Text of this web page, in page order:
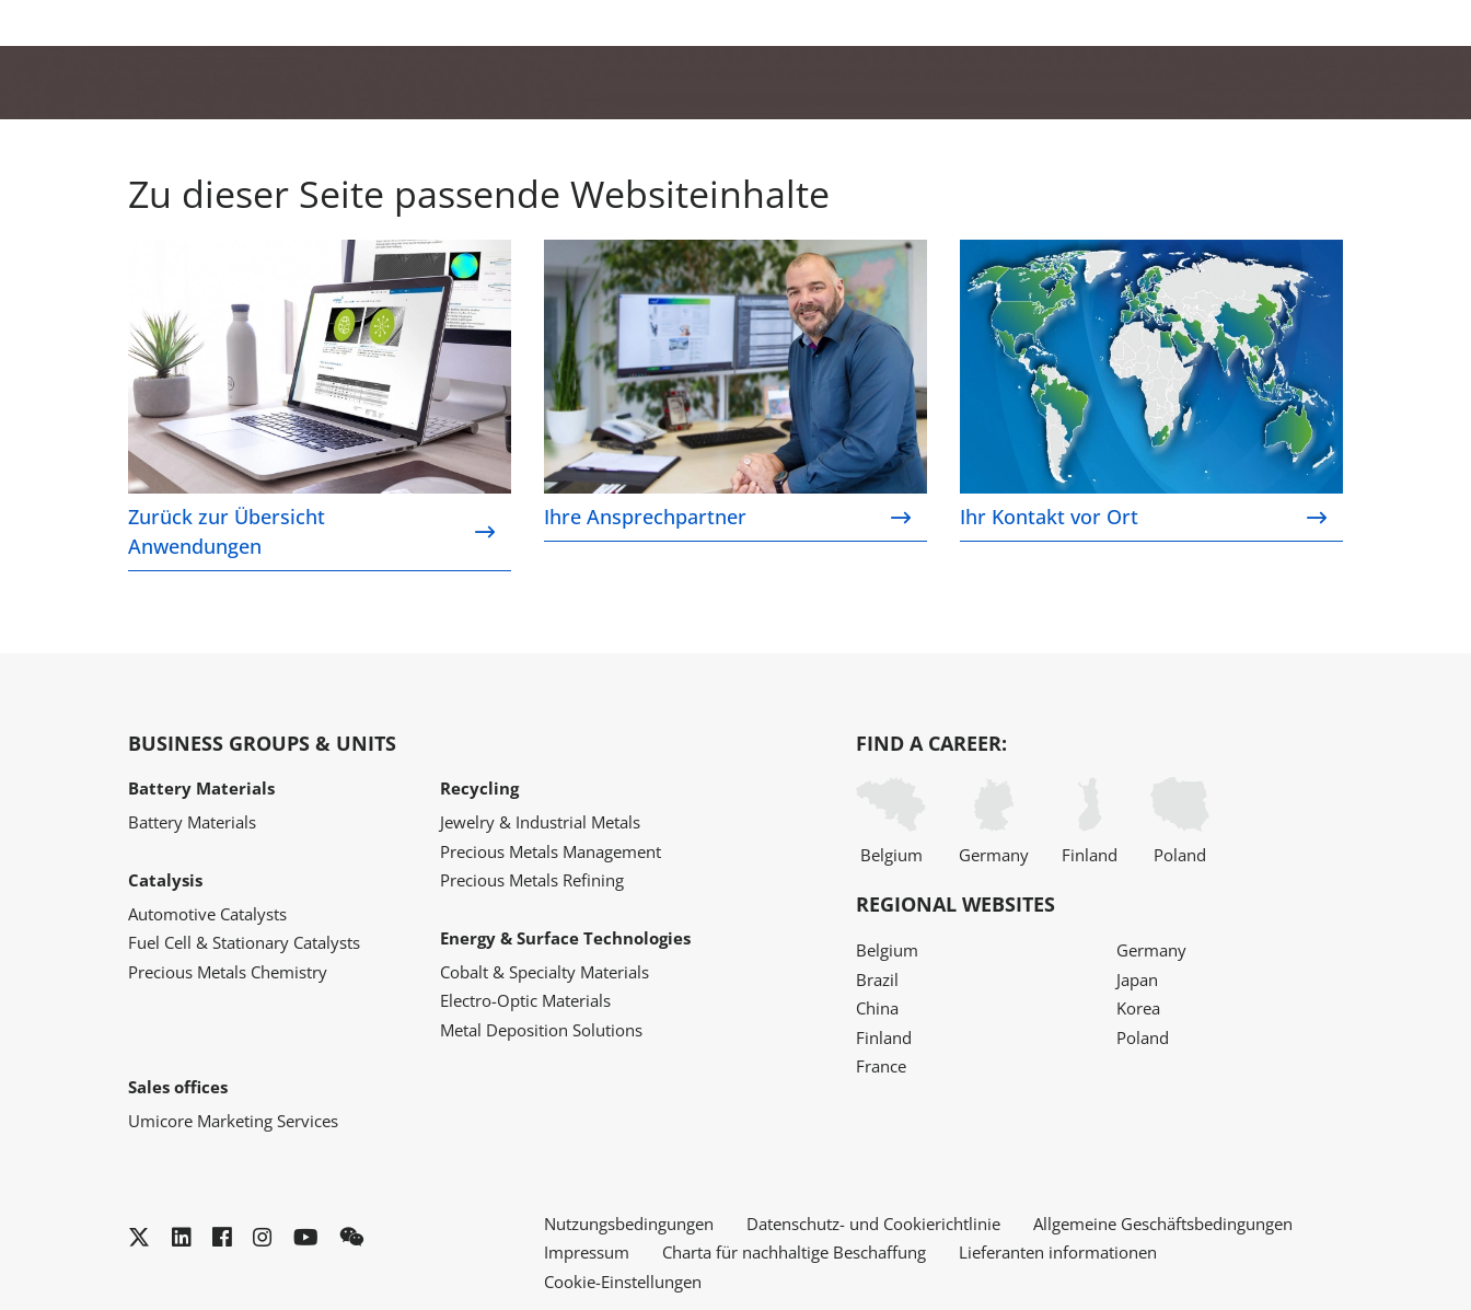
Zu dieser Seite passende Websiteinhalte
Zurück zur Übersicht Anwendungen
Zurück zur Übersicht
Anwendungen
Ihre Ansprechpartner
Ihre Ansprechpartner
Ihr Kontakt vor Ort
Ihr Kontakt vor Ort
BUSINESS GROUPS & UNITS
Battery Materials
Battery Materials
Catalysis
Automotive Catalysts
Fuel Cell & Stationary Catalysts
Precious Metals Chemistry
Recycling
Jewelry & Industrial Metals
Precious Metals Management
Precious Metals Refining
Energy & Surface Technologies
Cobalt & Specialty Materials
Electro-Optic Materials
Metal Deposition Solutions
Sales offices
Umicore Marketing Services
FIND A CAREER:
Belgium Germany Finland Poland
REGIONAL WEBSITES
Belgium
Brazil
China
Finland
France
Germany
Japan
Korea
Poland
Twitter
LinkedInFacebook
Instagram
YouTubeWeChat Nutzungsbedingungen Datenschutz- und Cookierichtlinie
Allgemeine Geschäftsbedingungen
Impressum
Charta für nachhaltige Beschaffung
Lieferanten informationen
Cookie-Einstellungen